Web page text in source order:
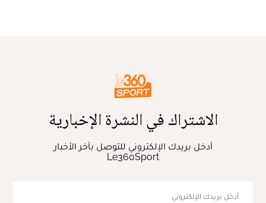
الاشتراك في النشرة الإخبارية
أدخل بريدك الإلكتروني للتوصل بآخر الأخبار
Le360Sport